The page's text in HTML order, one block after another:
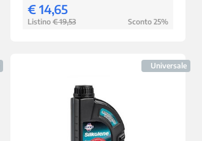
€ 14,65
Listino € 19,53 Sconto 25%
Universale